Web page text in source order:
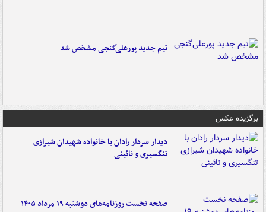
تیم جدید پورعلی‌گنجی مشخص شد
برگزیده عکس
دیدار سردار رادان با خانواده‌ شهیدان شیرازی
تنگسیری و نائینی
صفحه نخست روزنامه‌های دوشنبه ۱۹ مرداد ۱۴۰۵